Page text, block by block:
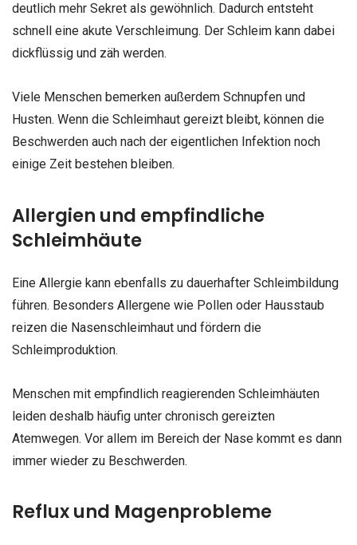
deutlich mehr Sekret als gewöhnlich. Dadurch entsteht
schnell eine akute Verschleimung. Der Schleim kann dabei
dickflüssig und zäh werden.
Viele Menschen bemerken außerdem Schnupfen und
Husten. Wenn die Schleimhaut gereizt bleibt, können die
Beschwerden auch nach der eigentlichen Infektion noch
einige Zeit bestehen bleiben.
Allergien und empfindliche
Schleimhäute
Eine Allergie kann ebenfalls zu dauerhafter Schleimbildung
führen. Besonders Allergene wie Pollen oder Hausstaub
reizen die Nasenschleimhaut und fördern die
Schleimproduktion.
Menschen mit empfindlich reagierenden Schleimhäuten
leiden deshalb häufig unter chronisch gereizten
Atemwegen. Vor allem im Bereich der Nase kommt es dann
immer wieder zu Beschwerden.
Reflux und Magenprobleme